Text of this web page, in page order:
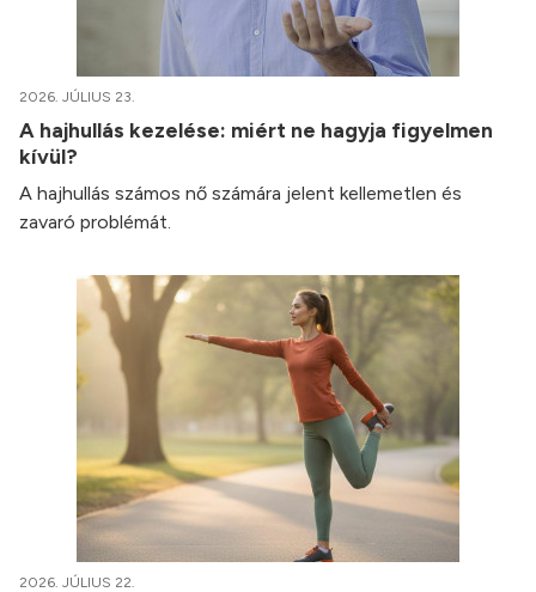
2026. JÚLIUS 23.
A hajhullás kezelése: miért ne hagyja figyelmen
kívül?
A hajhullás számos nő számára jelent kellemetlen és
zavaró problémát.
2026. JÚLIUS 22.